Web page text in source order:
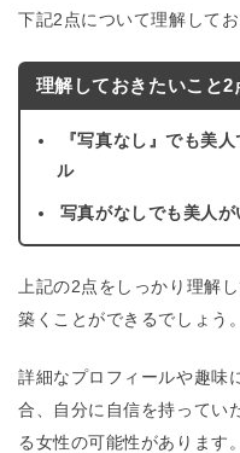
下記2点について理解して
理解しておきたいこと2
『写真なし』でも美
ル
写真がなしでも美人が
上記の2点をしっかり理解
築くことができるでしょう。
詳細なプロフィールや趣味
合、自分に自信を持ってい
る女性の可能性があります。